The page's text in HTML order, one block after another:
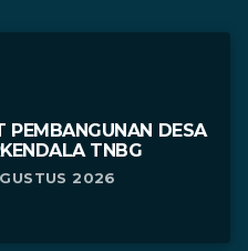
PEMBANGUNAN DESA
TNBG
2026